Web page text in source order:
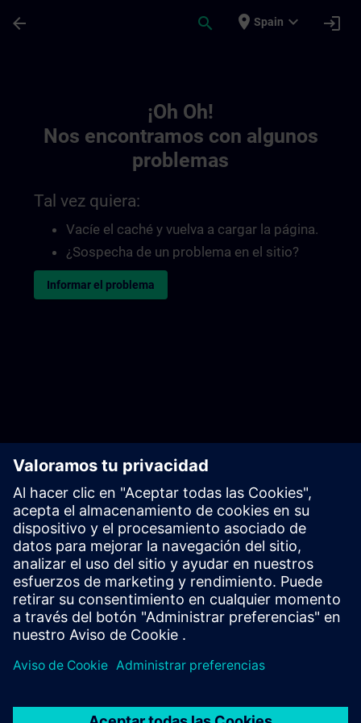
arrow_back search place Spain expand_more login
¡Oh Oh!
Nos encontramos con algunos
problemas
Tal vez quiera:
Vacíe el caché y vuelva a cargar la página.
¿Sospecha de un problema en el sitio?
Informar el problema